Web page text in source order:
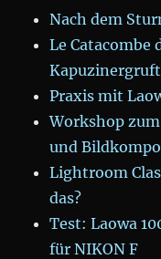
Nach dem
Le Catacombe
Praxis mit
Workshop
und
Lightroom
das?
Test: Laowa
für NIKON F